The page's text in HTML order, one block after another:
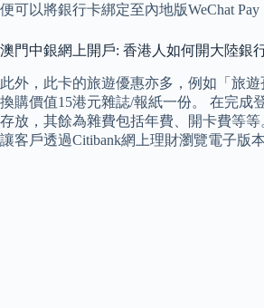
便可以將銀行卡綁定至內地版WeChat
澳門中銀網上開戶: 香港人如何開大陸銀
此外，此卡的旅遊優惠亦多，例如「旅
換購價值15港元雜誌/報紙一份。 在完成
存放，其餘為雜費包括年費、開卡費等
讓客戶透過Citibank網上理財瀏覽電子版